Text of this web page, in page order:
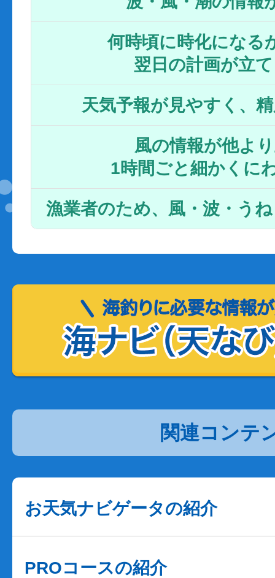
何時頃に時化になる
翌日の計画が立
天気予報が見やすく、
風の情報が他よ
1時間ごと細かくに
漁業者のため、風・波・う
関連コンテ
お天気ナビゲータの紹介
PROコースの紹介